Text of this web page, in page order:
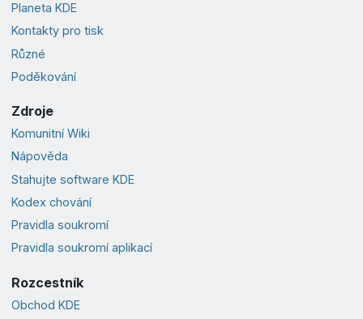
Planeta KDE
Kontakty pro tisk
Různé
Poděkování
Zdroje
Komunitní Wiki
Nápověda
Stahujte software KDE
Kodex chování
Pravidla soukromí
Pravidla soukromí aplikací
Rozcestník
Obchod KDE